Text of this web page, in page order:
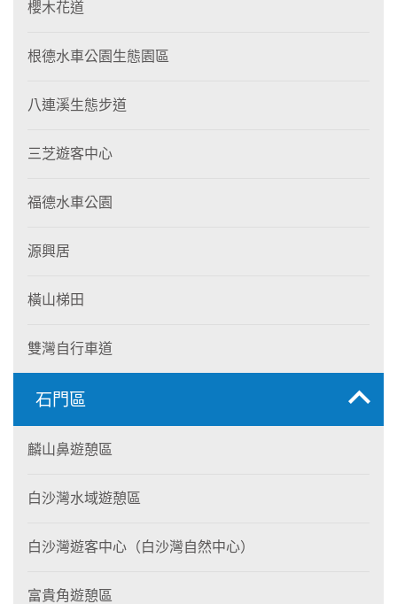
櫻木花道
根德水車公園生態園區
八連溪生態步道
三芝遊客中心
福德水車公園
源興居
橫山梯田
雙灣自行車道
石門區
麟山鼻遊憩區
白沙灣水域遊憩區
白沙灣遊客中心（白沙灣自然中心）
富貴角遊憩區